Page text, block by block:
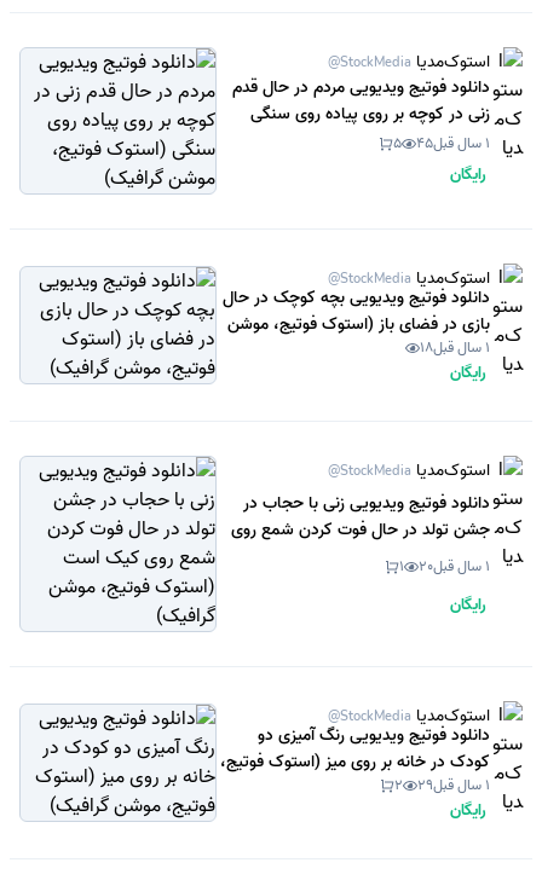
استوک‌مدیا @StockMedia
دانلود فوتیج ویدیویی مردم در حال قدم
زنی در کوچه بر روی پیاده روی سنگی
(استوک فوتیج، موشن گرافیک)1 سال قبل 45
5
رایگان
استوک‌مدیا @StockMedia
دانلود فوتیج ویدیویی بچه کوچک در حال
بازی در فضای باز (استوک فوتیج، موشن
گرافیک)1 سال قبل 18
رایگان
استوک‌مدیا @StockMedia
دانلود فوتیج ویدیویی زنی با حجاب در
جشن تولد در حال فوت کردن شمع روی
کیک است (استوک فوتیج، موشن
گرافیک)
1 سال قبل 20
1
رایگان
استوک‌مدیا @StockMedia
دانلود فوتیج ویدیویی رنگ آمیزی دو
کودک در خانه بر روی میز (استوک فوتیج،
موشن گرافیک)1 سال قبل 29
2
رایگان